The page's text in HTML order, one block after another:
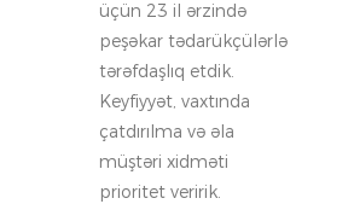
üçün 23 il ərzində
peşəkar tədarükçülərlə
tərəfdaşlıq etdik.
Keyfiyyət, vaxtında
çatdırılma və əla
müştəri xidməti
prioritet veririk.